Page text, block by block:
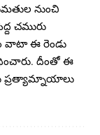
నుంచి
చమురు
వాటా ఈ రెండు
దీంతో ఈ
ప్రత్యామ్నాయాలు